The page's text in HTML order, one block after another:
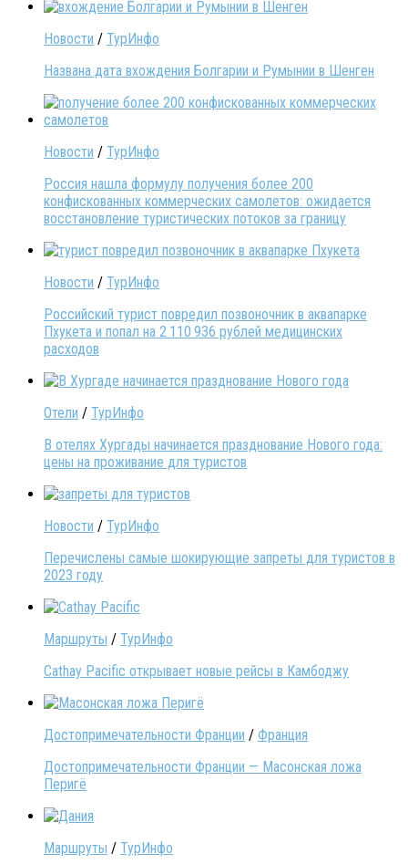
Новости / ТурИнфо
Названа дата вхождения Болгарии и Румынии в Шенген
Новости / ТурИнфо
Россия нашла формулу получения более 200
конфискованных коммерческих самолетов: ожидается
восстановление туристических потоков за границу
Новости / ТурИнфо
Российский турист повредил позвоночник в аквапарке
Пхукета и попал на 2 110 936 рублей медицинских
расходов
Отели / ТурИнфо
В отелях Хургады начинается празднование Нового года:
цены на проживание для туристов
Новости / ТурИнфо
Перечислены самые шокирующие запреты для туристов в
2023 году
Маршруты / ТурИнфо
Cathay Pacific открывает новые рейсы в Камбоджу
Достопримечательности Франции / Франция
Достопримечательности Франции — Масонская ложа
Перигё
Маршруты / ТурИнфо